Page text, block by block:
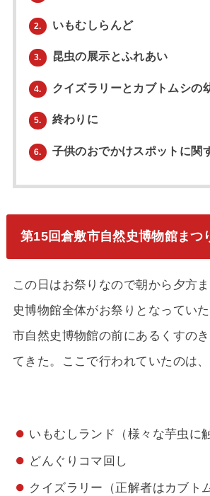
2. いもむしらんど
3. 昆虫の展示とふれあい
4. クイズラリーとカブトムシの
5. 終わりに
6. 子供のおでかけスポットに関
第15回倉敷市自然史博物館まつ
この日はお祭りなので朝から夕方
史博物館全体がお祭りとなってい
市自然史博物館の前にあるくすの
てきた。ここで行われていたのは、
いもむしランド（様々な芋虫に
どんぐりコマ回し
クイズラリー（正解者はカブト